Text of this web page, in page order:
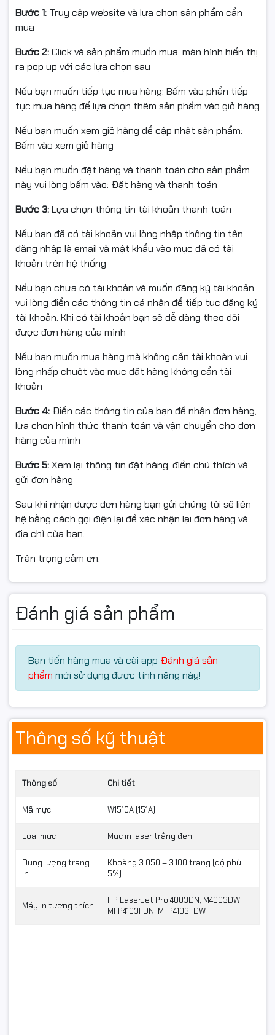
tại Hà Nội, hỗ trợ kỹ thuật tận nơi
Thông tin sản phẩm:
• Sản phẩm: Mực in laser nguyên hộp Star Ink
• Hãng sản xuất: Star Ink
• Mã hộp mực: HP 151A (W1510A) – Không chip
M4003DW / MFP4103FDN / MFP4103FDW
• Màu sắc: Black
• Dung lượng in: 3.050 trang A4 với độ phủ 5%
• Tiêu chuẩn chất lượng: Sản xuất theo tiêu chuẩn
OEM, đạt chứng nhận STMC, CE, REACH, ROHS, ISO
9001, ISO 14001
• Sản phẩm được xuất khẩu sang các thị trường lớn
như: Mỹ, Canada, EU, Nhật Bản, Hàn Quốc, Australia,
New Zealand
Ưu điểm khi sử dụng hộp mực Star Ink:
• Bản in rõ nét, không lem, mực khô nhanh, độ bám giấy
tốt
• Độ tương thích cao, không gây lỗi trong quá trình in
• Tiết kiệm chi phí, phù hợp cho văn phòng, doanh
nghiệp, cửa hàng in ấn
Liên hệ: Mua hàng hộp mực in,Catrick máy in canon, Hp
tốt nhất .
📞 Hotline: 0961.430.383 - Hancomputer nơi quý khách
hiệu quả!
Bước 1: Truy cập website và lựa chọn sản phẩm cần
mua
Bước 2:Click và sản phẩm muốn mua, màn hình hiển thị
ra pop up với các lựa chọn sau
Nếu bạn muốn tiếp tục mua hàng: Bấm vào phần tiếp
tục mua hàng để lựa chọn thêm sản phẩm vào giỏ hàng
Nếu bạn muốn xem giỏ hàng để cập nhật sản phẩm:
Bấm vào xem giỏ hàng
Nếu bạn muốn đặt hàng và thanh toán cho sản phẩm
này vui lòng bấm vào: Đặt hàng và thanh toán
Bước 3:Lựa chọn thông tin tài khoản thanh toán
Nếu bạn đã có tài khoản vui lòng nhập thông tin tên
đăng nhập là email và mật khẩu vào mục đã có tài
khoản trên hệ thống
Nếu bạn chưa có tài khoản và muốn đăng ký tài khoản
vui lòng điền các thông tin cá nhân để tiếp tục đăng ký
tài khoản. Khi có tài khoản bạn sẽ dễ dàng theo dõi
được đơn hàng của mình
Nếu bạn muốn mua hàng mà không cần tài khoản vui
lòng nhấp chuột vào mục đặt hàng không cần tài
khoản
Bước 4: Điền các thông tin của bạn để nhận đơn hàng,
lựa chọn hình thức thanh toán và vận chuyển cho đơn
hàng của mình
Bước 5:Xem lại thông tin đặt hàng, điền chú thích và
gửi đơn hàng
Sau khi nhận được đơn hàng bạn gửi chúng tôi sẽ liên
hệ bằng cách gọi điện lại để xác nhận lại đơn hàng và
địa chỉ của bạn.
Trân trọng cảm ơn.
Đánh giá sản phẩm
Bạn tiến hàng mua và cài app Đánh giá sản
phẩm mới sử dụng được tính năng này!
Thông số kỹ thuật
Thông số Chi tiết
Mã mực W1510A (151A)
Loại mực Mực in laser trắng đen
Dung lượng trang
in
Khoảng 3.050 – 3.100 trang (độ phủ
5%)
Máy in tương thích
HP LaserJet Pro 4003DN, M4003DW,
MFP4103FDN, MFP4103FDW